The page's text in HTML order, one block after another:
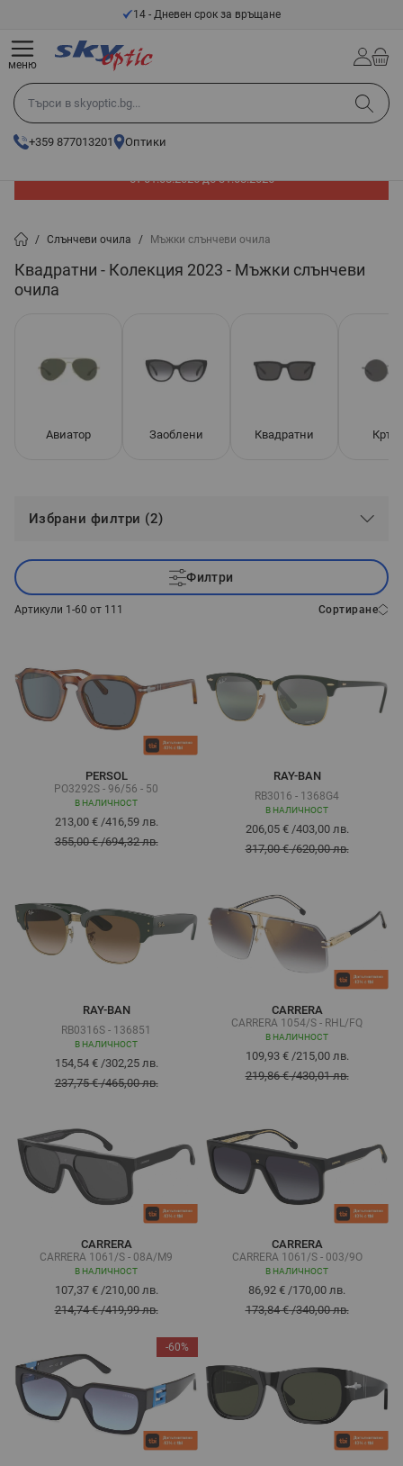
Прескачане към съдържанието14 - Дневен срок за връщане
Търси в skyoptic.bg...
+359 877013201 Оптики
меню
от 01.08.2026 до 31.08.2026
/ Слънчеви очила / Мъжки слънчеви очила
Квадратни - Колекция 2023 - Мъжки слънчеви
очила
Авиатор Заоблени Квадратни
Избрани филтри (2)
Филтри
Артикули 1 -60 от 111 Сортиране
PERSOL
PO3292S - 96/56 - 50
В НАЛИЧНОСТ
213,00 €/416,59 лв.
355,00 €/694,32 лв.
RAY-BAN
RB3016 - 1368G4
В НАЛИЧНОСТ
206,05 €/403,00 лв.
317,00 €/620,00 лв.
RAY-BAN
RB0316S - 136851
В НАЛИЧНОСТ
154,54 €/302,25 лв.
237,75 €/465,00 лв.
CARRERA
CARRERA 1054/S - RHL/FQ
В НАЛИЧНОСТ
109,93 €/215,00 лв.
219,86 €/430,01 лв.
CARRERA
CARRERA 1061/S - 08A/M9
В НАЛИЧНОСТ
107,37 €/210,00 лв.
214,74 €/419,99 лв.
CARRERA
CARRERA 1061/S - 003/9O
В НАЛИЧНОСТ
86,92 € /170,00 лв.
173,84 €/340,00 лв.
-60%